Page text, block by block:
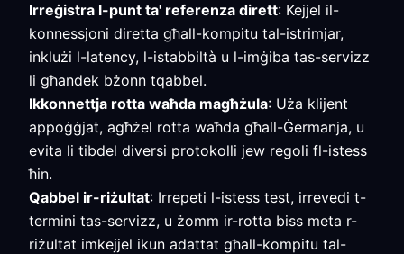
Irreġistra l-punt ta' referenza dirett: Kejjel il-
konnessjoni diretta għall-kompitu tal-istrimjar,
inklużi l-latency, l-istabbiltà u l-imġiba tas-servizz
li għandek bżonn tqabbel.
Ikkonnettja rotta waħda magħżula: Uża klijent
appoġġjat, agħżel rotta waħda għall-Ġermanja, u
evita li tibdel diversi protokolli jew regoli fl-istess
ħin.
Qabbel ir-riżultat: Irrepeti l-istess test, irrevedi t-
termini tas-servizz, u żomm ir-rotta biss meta r-
riżultat imkejjel ikun adattat għall-kompitu tal-